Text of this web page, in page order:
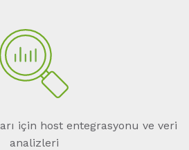
için host entegrasyonu ve veri
analizleri